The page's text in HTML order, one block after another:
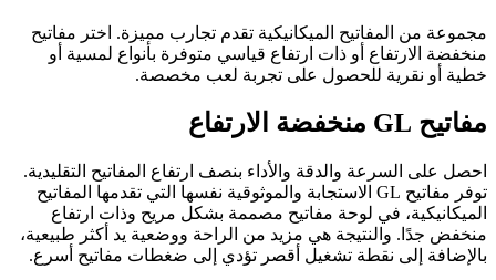
مجموعة من المفاتيح الميكانيكية تقدم تجارب مميزة. اختر مفاتيح
منخفضة الارتفاع أو ذات ارتفاع قياسي متوفرة بأنواع لمسية أو
خطية أو نقرية للحصول على تجربة لعب مخصصة.
مفاتيح GL منخفضة الارتفاع
احصل على السرعة والدقة والأداء بنصف ارتفاع المفاتيح التقليدية.
توفر مفاتيح GL الاستجابة والموثوقية نفسها التي تقدمها المفاتيح
الميكانيكية، في لوحة مفاتيح مصممة بشكل مريح وذات ارتفاع
منخفض جدًا. والنتيجة هي مزيد من الراحة ووضعية يد أكثر طبيعية،
بالإضافة إلى نقطة تشغيل أقصر تؤدي إلى ضغطات مفاتيح أسرع.